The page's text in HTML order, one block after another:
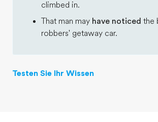
climbed in.
That man may have noticed the
robbers' getaway car.
Testen Sie Ihr Wissen